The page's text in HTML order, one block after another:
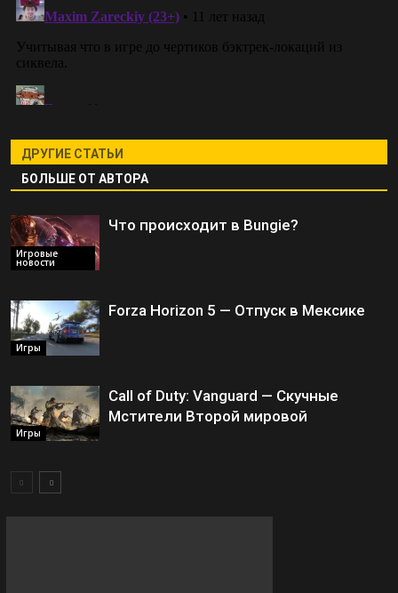
ДРУГИЕ СТАТЬИ
БОЛЬШЕ ОТ АВТОРА
Игровые
новости
Что происходит в Bungie?
Игры
Forza Horizon 5 — Отпуск в Мексике
Игры
Call of Duty: Vanguard — Скучные
Мстители Второй мировой